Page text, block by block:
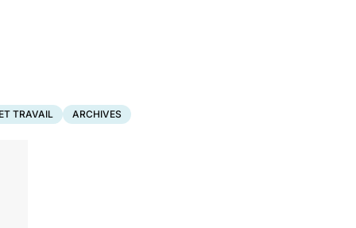
TRAVAIL ARCHIVES